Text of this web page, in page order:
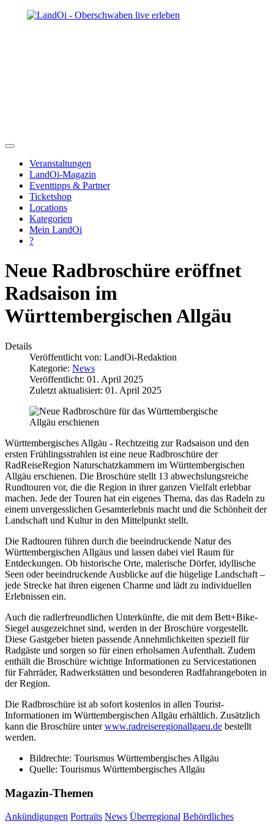
Veranstaltungen
LandOi-Magazin
Eventtipps & Partner
Ticketshop
Locations
Kategorien
Mein LandOi
?
Neue Radbroschüre eröffnet
Radsaison im
Württembergischen Allgäu
Details
Veröffentlicht von: LandOi-Redaktion
Kategorie: News
Veröffentlicht: 01. April 2025
Zuletzt aktualisiert: 01. April 2025
Württembergisches Allgäu - Rechtzeitig zur Radsaison und den
ersten Frühlingsstrahlen ist eine neue Radbroschüre der
RadReiseRegion Naturschatzkammern im Württembergischen
Allgäu erschienen. Die Broschüre stellt 13 abwechslungsreiche
Rundtouren vor, die die Region in ihrer ganzen Vielfalt erlebbar
machen. Jede der Touren hat ein eigenes Thema, das das Radeln zu
einem unvergesslichen Gesamterlebnis macht und die Schönheit der
Landschaft und Kultur in den Mittelpunkt stellt.
Die Radtouren führen durch die beeindruckende Natur des
Württembergischen Allgäus und lassen dabei viel Raum für
Entdeckungen. Ob historische Orte, malerische Dörfer, idyllische
Seen oder beeindruckende Ausblicke auf die hügelige Landschaft –
jede Strecke hat ihren eigenen Charme und lädt zu individuellen
Erlebnissen ein.
Auch die radlerfreundlichen Unterkünfte, die mit dem Bett+Bike-
Siegel ausgezeichnet sind, werden in der Broschüre vorgestellt.
Diese Gastgeber bieten passende Annehmlichkeiten speziell für
Radgäste und sorgen so für einen erholsamen Aufenthalt. Zudem
enthält die Broschüre wichtige Informationen zu Servicestationen
für Fahrräder, Radwerkstätten und besonderen Radfahrangeboten in
der Region.
Die Radbroschüre ist ab sofort kostenlos in allen Tourist-
Informationen im Württembergischen Allgäu erhältlich. Zusätzlich
kann die Broschüre unterwww.radreiseregionallgaeu.de bestellt
werden.
Bildrechte: Tourismus Württembergisches Allgäu
Quelle: Tourismus Württembergisches Allgäu
Magazin-Themen
Ankündigungen Portraits News Überregional Behördliches